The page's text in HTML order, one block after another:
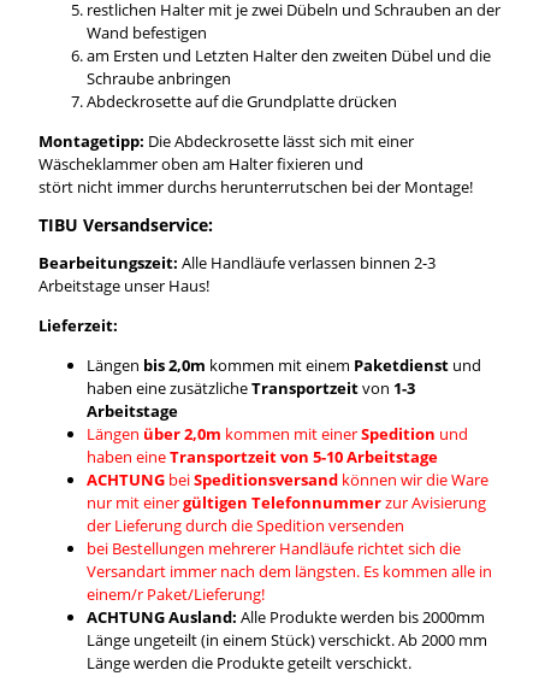
restlichen Halter mit je zwei Dübeln und Schrauben an der
Wand befestigen
am Ersten und Letzten Halter den zweiten Dübel und die
Schraube anbringen
Abdeckrosette auf die Grundplatte drücken
Montagetipp: Die Abdeckrosette lässt sich mit einer
Wäscheklammer oben am Halter fixieren und
stört nicht immer durchs herunterrutschen bei der Montage!
TIBU Versandservice:
Bearbeitungszeit: Alle Handläufe verlassen binnen 2-3
Arbeitstage unser Haus!
Lieferzeit:
Längen bis 2,0m kommen mit einem Paketdienstund
haben eine zusätzlicheTransportzeitvon 1-3
Arbeitstage
Längen über 2,0m kommen mit einerSpedition und
haben eineTransportzeit von 5-10 Arbeitstage
ACHTUNGbeiSpeditionsversandkönnen wir die Ware
nur mit einergültigen Telefonnummerzur Avisierung
der Lieferung durch die Spedition versenden
bei Bestellungen mehrerer Handläufe richtet sich die
Versandart immer nach dem längsten. Es kommen alle in
einem/r Paket/Lieferung!
ACHTUNG Ausland: Alle Produkte werden bis 2000mm
Länge ungeteilt (in einem Stück) verschickt. Ab 2000 mm
Länge werden die Produkte geteilt verschickt.